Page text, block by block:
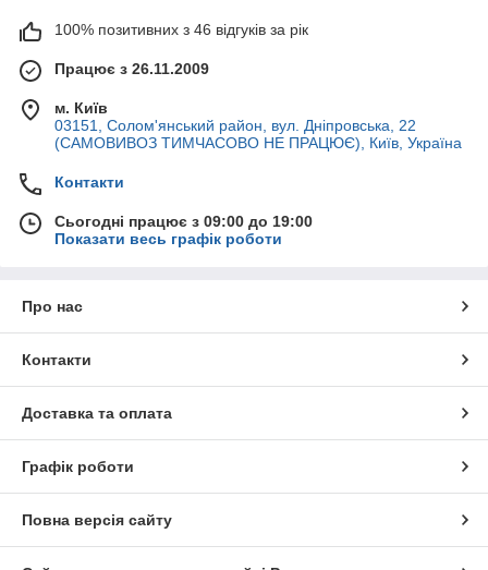
100% позитивних з 46 відгуків за рік
Працює з 26.11.2009
м. Київ
03151, Солом'янський район, вул. Дніпровська, 22
(САМОВИВОЗ ТИМЧАСОВО НЕ ПРАЦЮЄ), Київ, Україна
Контакти
Сьогодні працює з 09:00 до 19:00
Показати весь графік роботи
Про нас
Контакти
Доставка та оплата
Графік роботи
Повна версія сайту